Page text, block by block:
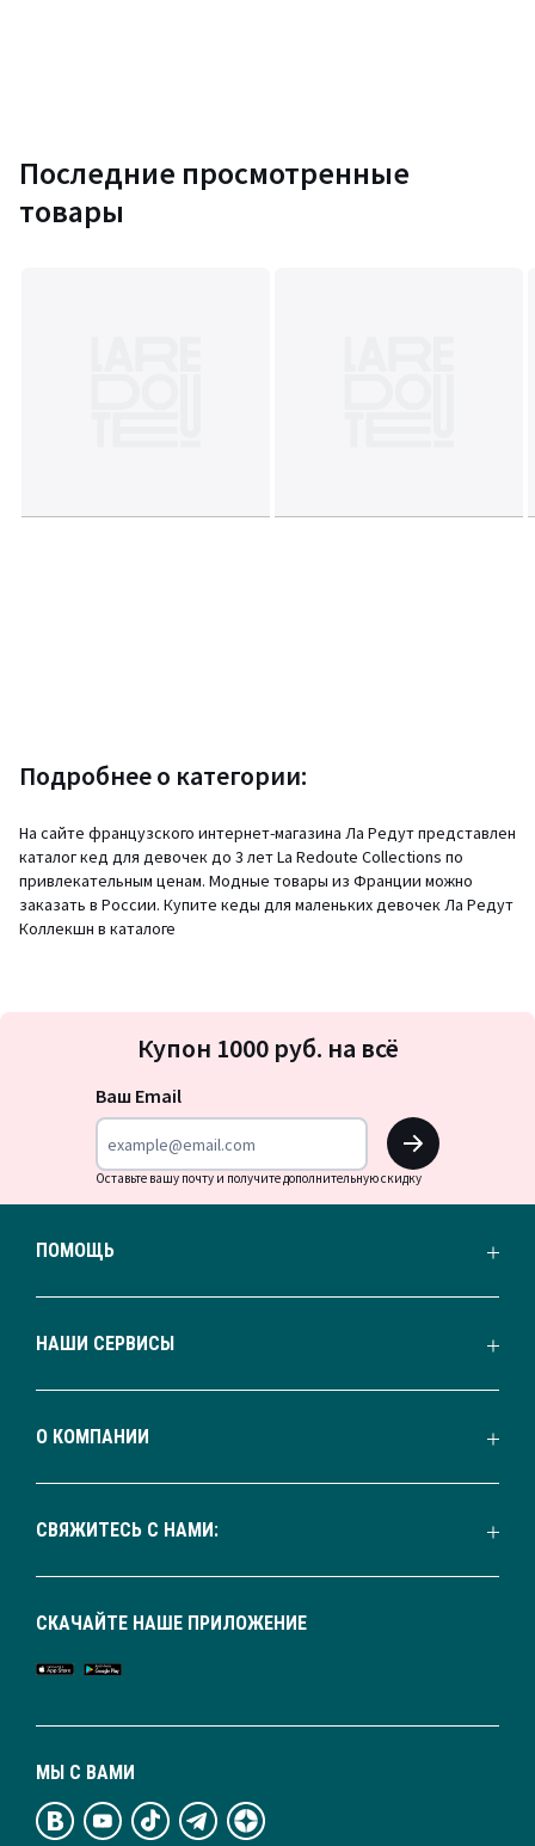
Последние просмотренные
товары
Подробнее о категории:
На сайте французского интернет-магазина Ла Редут представлен
каталог кед для девочек до 3 лет La Redoute Collections по
привлекательным ценам. Модные товары из Франции можно
заказать в России. Купите кеды для маленьких девочек Ла Редут
Коллекшн в каталоге
на
Купон 1000 руб. на всё
Ваш Email
OK
Оставьте вашу почту и получите дополнительную скидку
ПОМОЩЬ
НАШИ СЕРВИСЫ
О КОМПАНИИ
СВЯЖИТЕСЬ С НАМИ:
МЫ С ВАМИ
СКАЧАЙТЕ НАШЕ ПРИЛОЖЕНИЕ